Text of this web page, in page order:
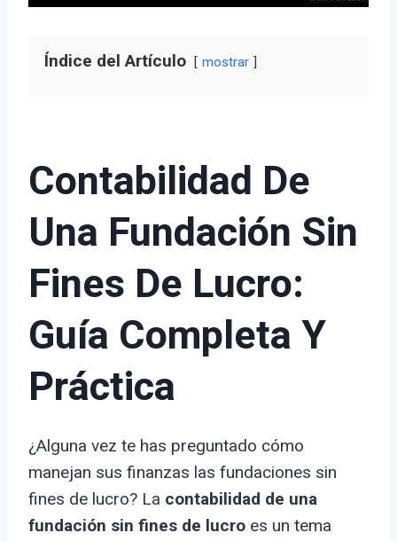
Índice del Artículo mostrar
Contabilidad De
Una Fundación Sin
Fines De Lucro:
Guía Completa Y
Práctica
¿Alguna vez te has preguntado cómo
manejan sus finanzas las fundaciones sin
fines de lucro? La contabilidad de una
fundación sin fines de lucro es un tema